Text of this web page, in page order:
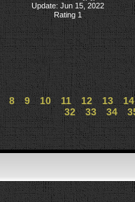
Update: Jun 15, 2022
Rating 1
8 9 10 11 12 13
14
32
33 34